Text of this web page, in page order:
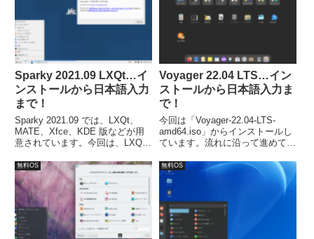
Sparky 2021.09 LXQt…イ
ンストールから日本語入力
まで！
Sparky 2021.09 では、LXQt、
MATE、Xfce、KDE 版などが用
意されています。今回は、LXQt
「sparkylinux-2021.09-x86_64-
lxqt.iso」をインストールしまし
た。
Voyager 22.04 LTS…イン
ストールから日本語入力ま
で！
今回は「Voyager-22.04-LTS-
amd64.iso」からインストールし
ています。流れに沿って進めて行
し、日本語入力は可能になってい
ました。
無料OS 無料OS